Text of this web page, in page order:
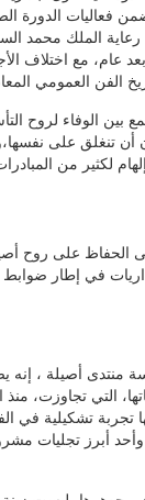
فعاليات الدورة
تنظم تحت رعاية الملك
عام، مع اختلاف
الفن العمومي
بين الوفاء لروح
أن تنغلق على
لكثير من
الحفاظ على روح
في إطار
منتدى أصيلة ،
التي تجاوزت،
1978، حدود كونها تجربة
وأحد أبرز تجليات